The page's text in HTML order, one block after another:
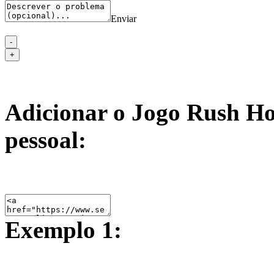
Enviar
Adicionar o Jogo Rush
pessoal:
Exemplo 1: